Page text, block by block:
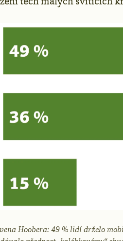
Hoobera: 49 % lidí drželo